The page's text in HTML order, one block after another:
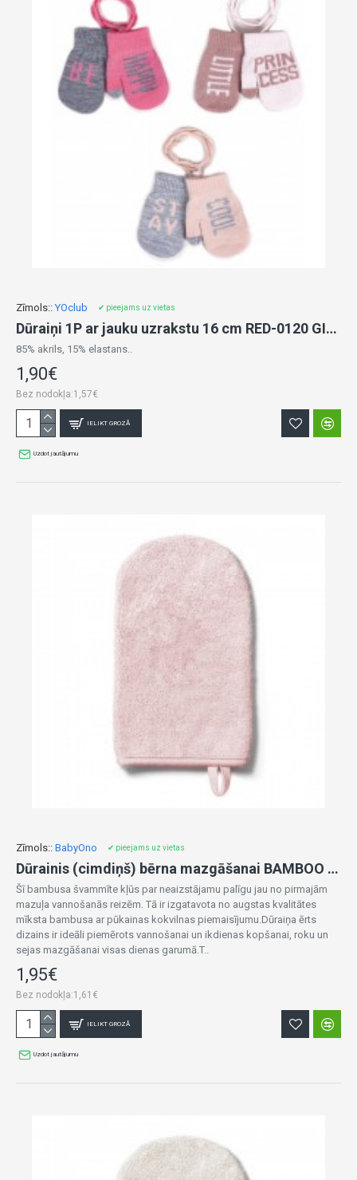
Zīmols:: YOclub ✔ pieejams uz vietas
Dūraiņi 1P ar jauku uzrakstu 16 cm RED-0120 GIRL
85% akrils, 15% elastans..
1,90€
Bez nodokļa:1,57€
IELIKT GROZĀ
Uzdot jautājumu
Zīmols:: BabyOno ✔ pieejams uz vietas
Dūrainis (cimdiņš) bērna mazgāšanai BAMBOO 347/10 pink
Šī bambusa švammīte kļūs par neaizstājamu palīgu jau no pirmajām
mazuļa vannošanās reizēm. Tā ir izgatavota no augstas kvalitātes
mīksta bambusa ar pūkainas kokvilnas piemaisījumu.Dūraiņa ērts
dizains ir ideāli piemērots vannošanai un ikdienas kopšanai, roku un
sejas mazgāšanai visas dienas garumā.T..
1,95€
Bez nodokļa:1,61€
IELIKT GROZĀ
Uzdot jautājumu